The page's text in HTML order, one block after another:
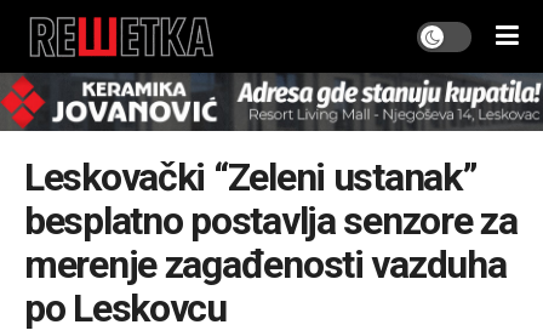
Leskovački “Zeleni ustanak”
besplatno postavlja senzore za
merenje zagađenosti vazduha
po Leskovcu